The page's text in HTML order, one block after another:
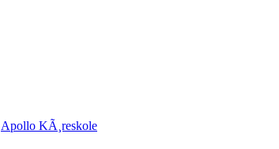
Apollo KÃ¸reskole